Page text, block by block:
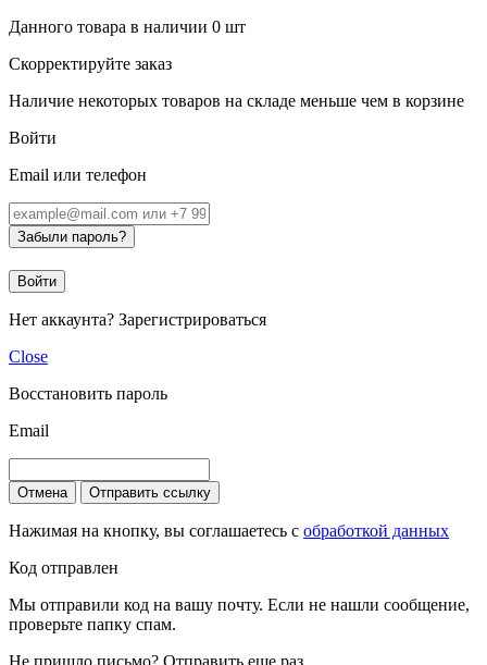
Данного товара в наличии 0 шт
Скорректируйте заказ
Наличие некоторых товаров на складе меньше чем в корзине
Войти
Email или телефон
Забыли пароль?
Войти
Нет аккаунта? Зарегистрироваться
Close
Восстановить пароль
Email
Отмена Отправить ссылку
Нажимая на кнопку, вы соглашаетесь с обработкой данных
Код отправлен
Мы отправили код на вашу почту. Если не нашли сообщение,
проверьте папку спам.
Не пришло письмо? Отправить еще раз